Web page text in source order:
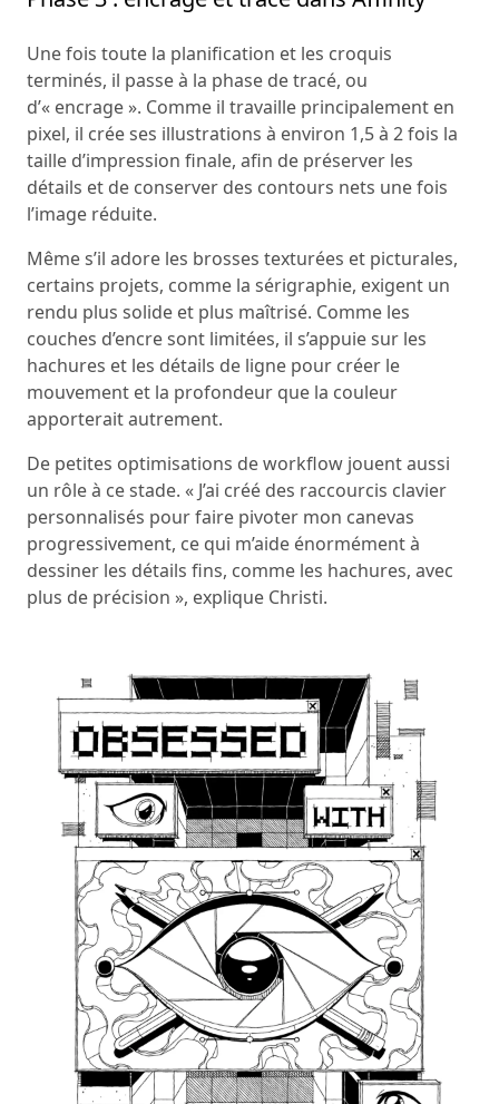
Une fois toute la planification et les croquis
terminés, il passe à la phase de tracé, ou
d’« encrage ». Comme il travaille principalement en
pixel, il crée ses illustrations à environ 1,5 à 2 fois la
taille d’impression finale, afin de préserver les
détails et de conserver des contours nets une fois
l’image réduite.
Même s’il adore les brosses texturées et picturales,
certains projets, comme la sérigraphie, exigent un
rendu plus solide et plus maîtrisé. Comme les
couches d’encre sont limitées, il s’appuie sur les
hachures et les détails de ligne pour créer le
mouvement et la profondeur que la couleur
apporterait autrement.
De petites optimisations de workflow jouent aussi
un rôle à ce stade. « J’ai créé des raccourcis clavier
personnalisés pour faire pivoter mon canevas
progressivement, ce qui m’aide énormément à
dessiner les détails fins, comme les hachures, avec
plus de précision », explique Christi.